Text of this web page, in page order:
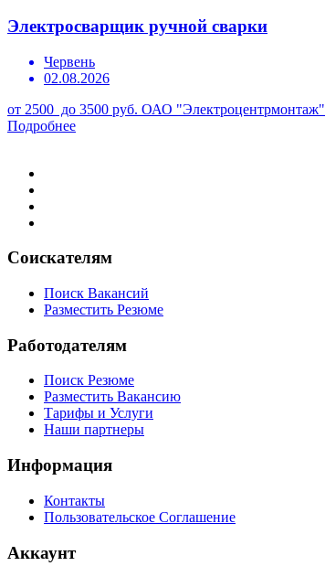
Электросварщик ручной сварки
Червень
02.08.2026
от 2500 до 3500 руб. ОАО "Электроцентрмонтаж"
Подробнее
Соискателям
Поиск Вакансий
Разместить Резюме
Работодателям
Поиск Резюме
Разместить Вакансию
Тарифы и Услуги
Наши партнеры
Информация
Контакты
Пользовательское Соглашение
Аккаунт